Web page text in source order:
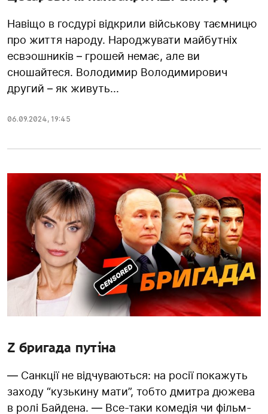
Навіщо в госдурі відкрили військову таємницю
про життя народу. Народжувати майбутніх
есвэошників – грошей немає, але ви
сношайтеся. Володимир Володимирович
другий – як живуть...
06.09.2024, 19:45
Z бригада путіна
— Санкції не відчуваються: на росії покажуть
заходу “кузькину мати”, тобто дмитра дюжева
в ролі Байдена. — Все-таки комедія чи фільм-